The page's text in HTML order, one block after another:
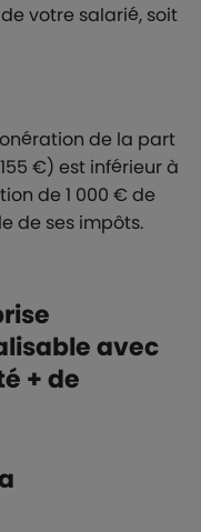
votre salarié, soit
de la part
€) est inférieur à
de 1 000 € de
de ses impôts.
avec
+ de